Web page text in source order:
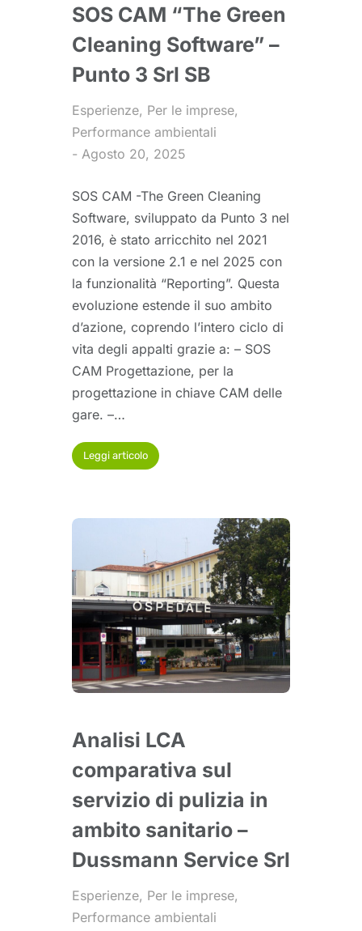
SOS CAM “The Green
Cleaning Software” –
Punto 3 Srl SB
Esperienze, Per le imprese,
Performance ambientali
Agosto 20, 2025
SOS CAM -The Green Cleaning
Software, sviluppato da Punto 3 nel
2016, è stato arricchito nel 2021
con la versione 2.1 e nel 2025 con
la funzionalità “Reporting”. Questa
evoluzione estende il suo ambito
d’azione, coprendo l’intero ciclo di
vita degli appalti grazie a: – SOS
CAM Progettazione, per la
progettazione in chiave CAM delle
gare. –…
Leggi articolo
Analisi LCA
comparativa sul
servizio di pulizia in
ambito sanitario –
Dussmann Service Srl
Esperienze, Per le imprese,
Performance ambientali